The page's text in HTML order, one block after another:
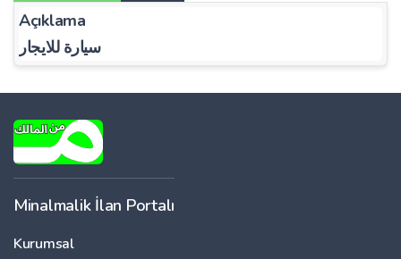
Açıklama
سيارة للايجار
Minalmalik İlan Portalı
Kurumsal